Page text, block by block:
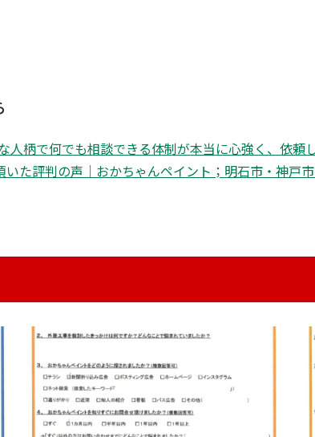
人柄で何でも相談できる体制が本当に心強く、依
た評判の声｜おかちゃんペイント；明石市・神戸